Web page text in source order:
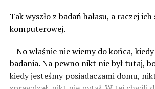
Tak wyszło z badań hałasu, a raczej
komputerowej.
– No właśnie nie wiemy do końca,
badania. Na pewno nikt nie był tutaj,
kiedy jesteśmy posiadaczami domu,